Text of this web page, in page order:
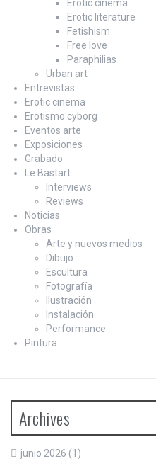
Erotic cinema
Erotic literature
Fetishism
Free love
Paraphilias
Urban art
Entrevistas
Erotic cinema
Erotismo cyborg
Eventos arte
Exposiciones
Grabado
Le Bastart
Interviews
Reviews
Noticias
Obras
Arte y nuevos medios
Dibujo
Escultura
Fotografía
Ilustración
Instalación
Performance
Pintura
Archives
junio 2026 (1)